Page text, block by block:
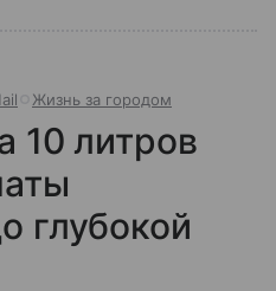
Жизнь за городом
10 литров
глубокой